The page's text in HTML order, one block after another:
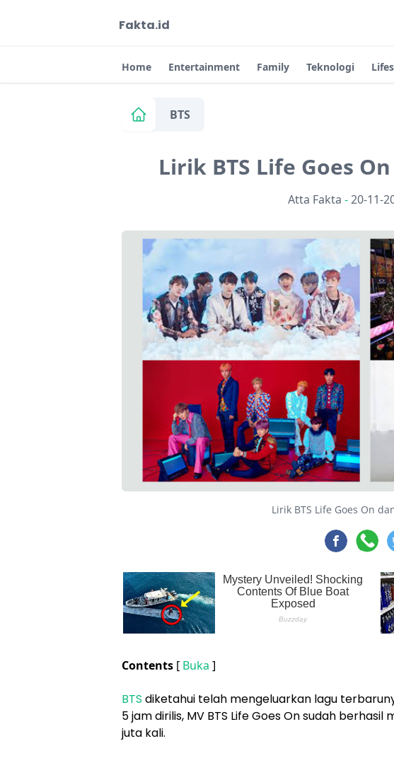
Fakta.id
Home Entertainment Family Teknologi
BTS
Lirik BTS Life Goes
Atta Fakta -20-11-
Lirik BTS Life Goes On
Contents [ Buka ]
BTS diketahui telah mengeluarkan lagu
5 jam dirilis, MV BTS Life Goes On sudah
juta kali.